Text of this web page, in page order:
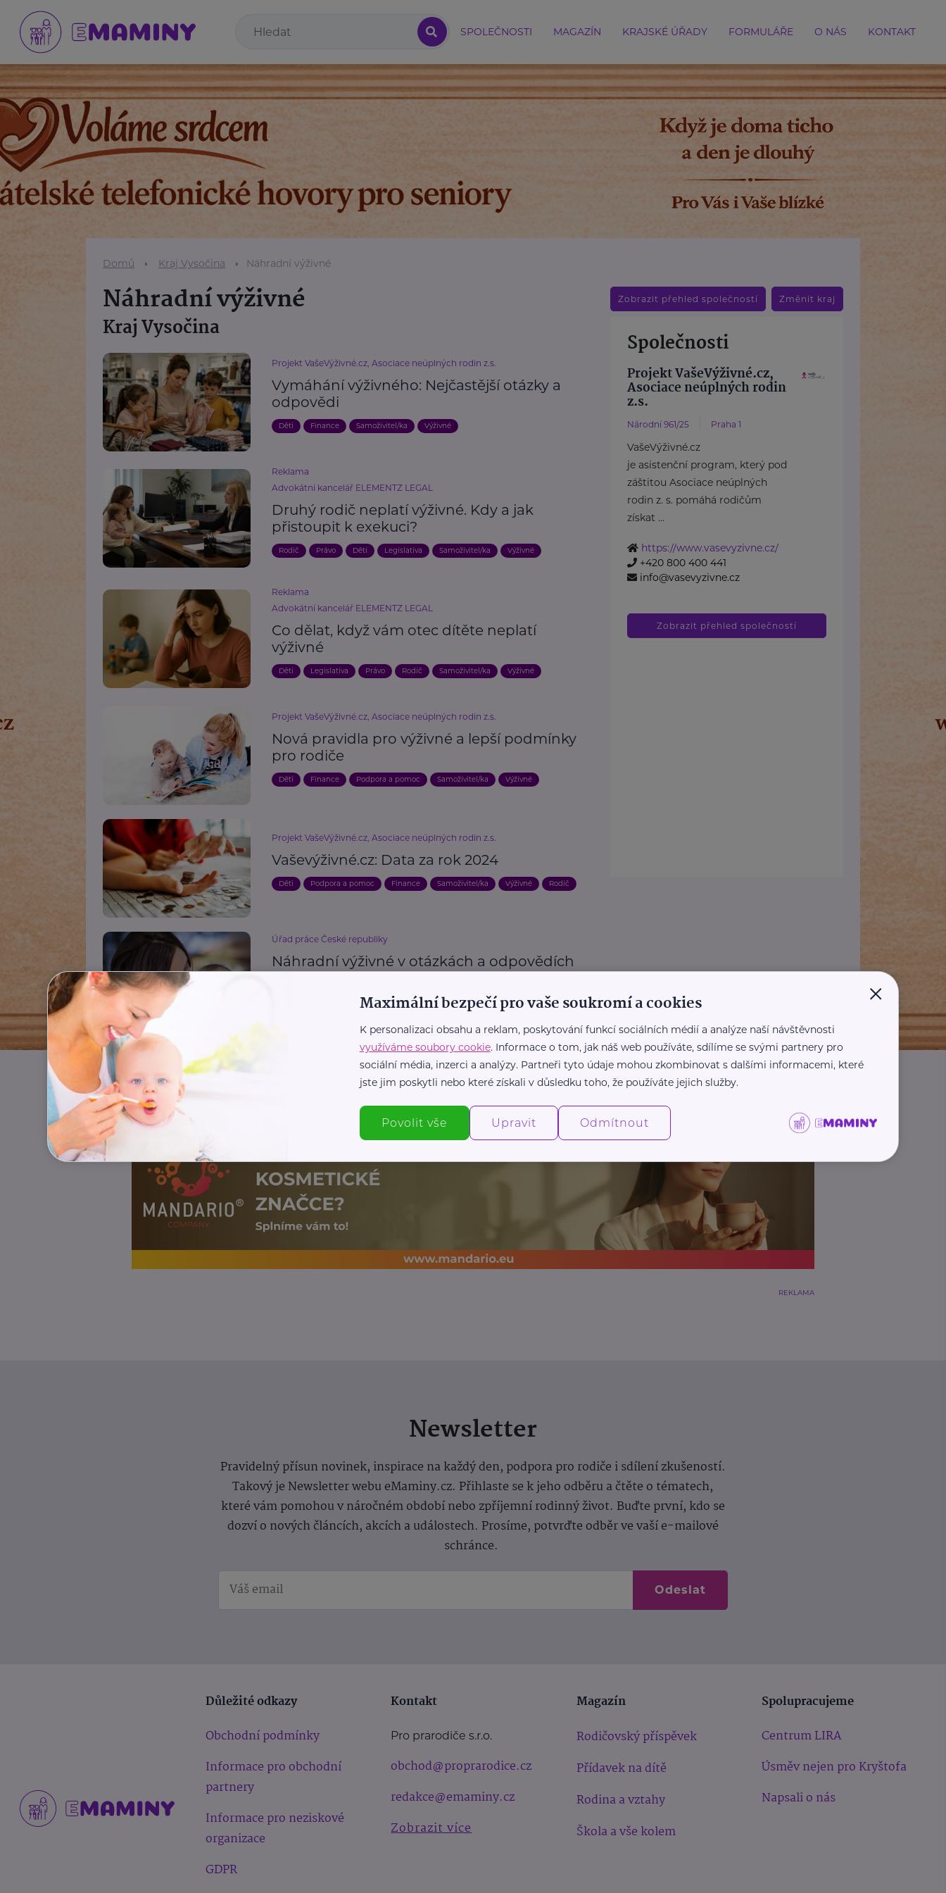
SPOLEČNOSTI MAGAZÍN KRAJSKÉ ÚŘADY FORMULÁŘE O NÁS KONTAKT
Domů Kraj Vysočina Náhradní výživné
Náhradní výživné
Kraj Vysočina
Projekt VašeVýživné.cz, Asociace neúplných rodin z.s.
Vymáhání výživného: Nejčastější otázky a
odpovědi
Děti Finance Samoživitel/ka Výživné
Reklama
Advokátní kancelář ELEMENTZ LEGAL
Druhý rodič neplatí výživné. Kdy a jak
přistoupit k exekuci?
Rodič Právo Děti Legislativa Samoživitel/ka Výživné
Reklama
Advokátní kancelář ELEMENTZ LEGAL
Co dělat, když vám otec dítěte neplatí
výživné
Děti Legislativa Právo Rodič Samoživitel/ka Výživné
Projekt VašeVýživné.cz, Asociace neúplných rodin z.s.
Nová pravidla pro výživné a lepší podmínky
pro rodiče
Děti Finance Podpora a pomoc Samoživitel/ka Výživné
Projekt VašeVýživné.cz, Asociace neúplných rodin z.s.
Vaševýživné.cz: Data za rok 2024
Děti Podpora a pomoc Finance Samoživitel/ka Výživné Rodič
Úřad práce České republiky
Náhradní výživné v otázkách a odpovědích
Další články
Zobrazit přehled společností Změnit kraj
Společnosti
Projekt VašeVýživné.cz,
Asociace neúplných rodin
z.s.
Národní 961/25 Praha 1
VašeVýživné.cz
je asistenční program, který pod
záštitou Asociace neúplných
rodin z. s. pomáhá rodičům
získat ...
https://www.vasevyzivne.cz/
+420 800 400 441
info@vasevyzivne.cz
Zobrazit přehled společností
REKLAMA
Newsletter
Pravidelný přísun novinek, inspirace na každý den, podpora pro rodiče i sdílení zkušeností.
Takový je Newsletter webu eMaminy.cz. Přihlaste se k jeho odběru a čtěte o tématech,
které vám pomohou v náročném období nebo zpříjemní rodinný život. Buďte první, kdo se
dozví o nových článcích, akcích a událostech. Prosíme, potvrďte odběr ve vaší e-mailové
schránce.
Odeslat
Důležité odkazy
Obchodní podmínky
Informace pro obchodní
partnery
Informace pro neziskové
organizace
GDPR
Kontakt
Pro prarodiče s.r.o.
obchod@proprarodice.cz
redakce@emaminy.cz
Zobrazit více
Magazín
Rodičovský příspěvek
Přídavek na dítě
Rodina a vztahy
Škola a vše kolem
Spolupracujeme
Centrum LIRA
Úsměv nejen pro Kryštofa
Napsali o nás
×
Maximální bezpečí pro vaše soukromí a cookies
K personalizaci obsahu a reklam, poskytování funkcí sociálních médií a analýze naší návštěvnosti
využíváme soubory cookie. Informace o tom, jak náš web používáte, sdílíme se svými partnery pro
sociální média, inzerci a analýzy. Partneři tyto údaje mohou zkombinovat s dalšími informacemi, které
jste jim poskytli nebo které získali v důsledku toho, že používáte jejich služby.
Povolit vše Upravit Odmítnout